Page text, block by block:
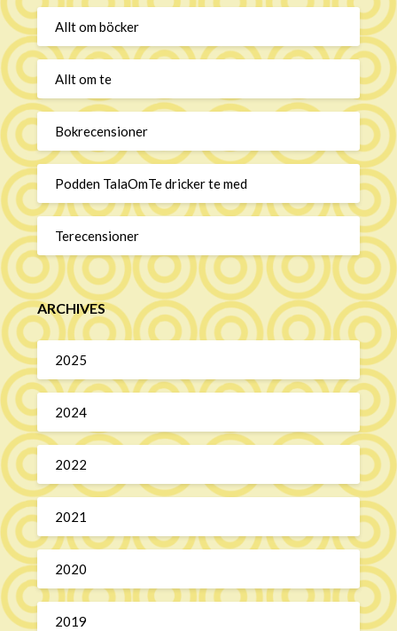
Allt om böcker
Allt om te
Bokrecensioner
Podden TalaOmTe dricker te med
Terecensioner
ARCHIVES
2025
2024
2022
2021
2020
2019